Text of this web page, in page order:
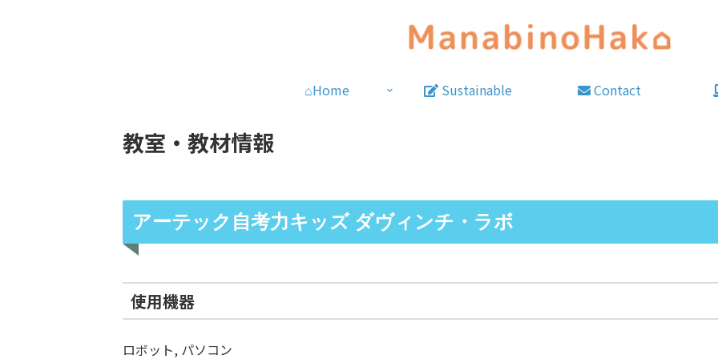
⌂Home Sustainable Contact
教室・教材情報
アーテック自考力キッズ ダヴィンチ・ラボ
使用機器
ロボット, パソコン